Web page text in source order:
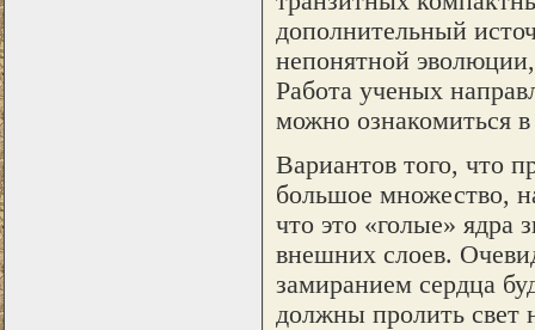
дополнительный
непонятной
Работа ученых
можно ознакомиться
Вариантов того, что
большое множество,
что это «голые» ядра
внешних слоев.
замиранием сердца
должны пролить свет